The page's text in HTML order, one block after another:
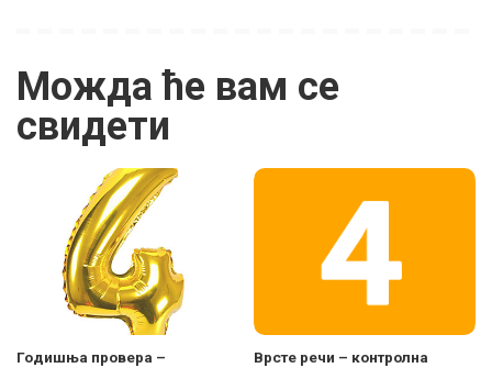
Можда ће вам се
свидети
Годишња провера –
Врсте речи – контролна